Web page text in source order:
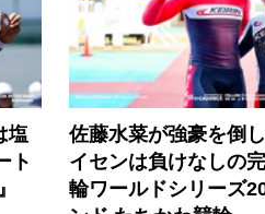
塩
ト
佐藤水菜が強豪を倒
イセンは負けなしの
輪ワールドシリーズ